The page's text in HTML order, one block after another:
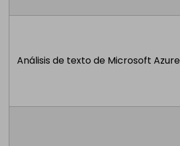
Análisis de texto de Microsoft Azure